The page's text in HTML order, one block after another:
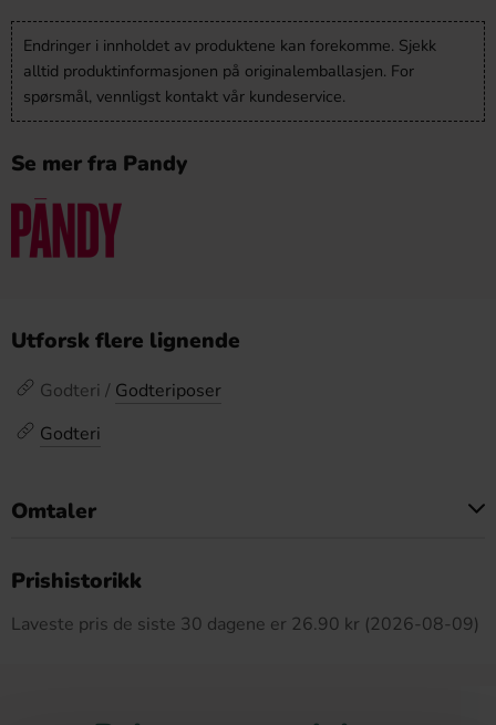
Endringer i innholdet av produktene kan forekomme. Sjekk
alltid produktinformasjonen på originalemballasjen. For
spørsmål, vennligst kontakt vår kundeservice.
Se mer fra Pandy
Utforsk flere lignende
Godteri / Godteriposer
Godteri
Omtaler
Prishistorikk
Laveste pris de siste 30 dagene er 26.90 kr (2026-08-09)